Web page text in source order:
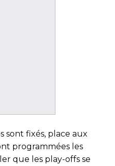
sont fixés, place aux
programmées les
que les play-offs se